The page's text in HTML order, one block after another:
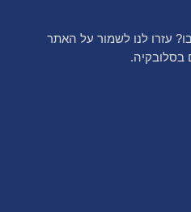
עזרו לנו לשמור על האתר
בסלובקיה.